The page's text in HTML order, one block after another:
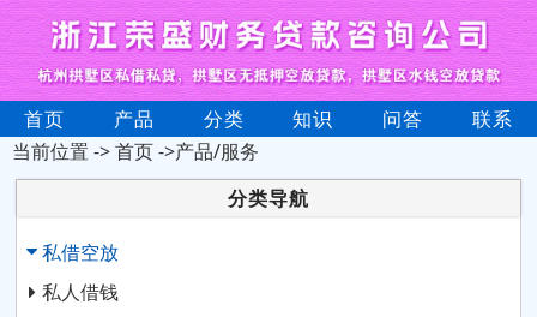
首页 产品 分类 知识 问答
联系
当前位置 ->首页->产品/服务
分类导航
私借空放
私人借钱